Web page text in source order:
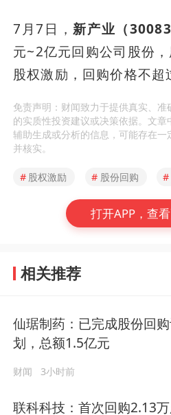
7月7日，新产业（
元~2亿元回购公司股份
股权激励，回购价格不超
免责声明：财闻致力于提供真实、
的实质性投资建议或决策依据。文
辅助生成或分析的信息，可能存在
并核实。
# 股权激励 # 股份回购 #
打开APP，查
相关推荐
仙琚制药：已完成股份回
划，总额1.5亿元
财闻 3小时前
联科科技：首次回购2.13